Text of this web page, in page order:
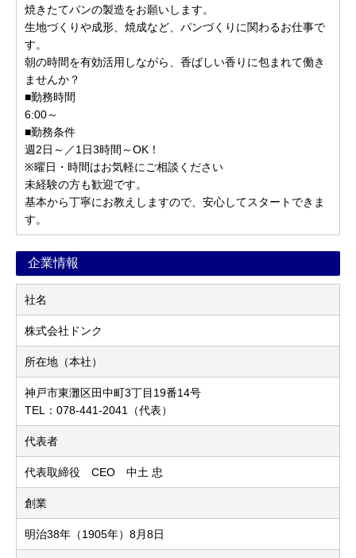
焼きたてパンの製造をお願いします。
生地づくりや成形、焼成など、パンづくりに関わるお仕事で
す。
朝の時間を有効活用しながら、香ばしい香りに包まれて働き
ませんか？
■勤務時間
6:00～
■勤務条件
週2日～／1日3時間～OK！
※曜日・時間はお気軽にご相談ください
未経験の方も歓迎です。
基本から丁寧にお教えしますので、安心してスタートできま
す。
企業情報
社名
株式会社ドンク
所在地（本社）
神戸市東灘区田中町3丁目19番14号
TEL：078-441-2041（代表）
代表者
代表取締役 CEO 中土 忠
創業
明治38年（1905年）8月8日